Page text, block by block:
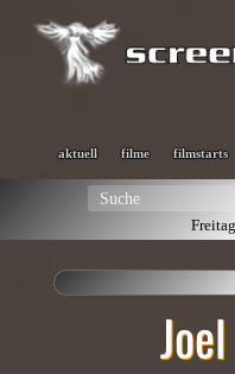
aktuell filme filmstarts